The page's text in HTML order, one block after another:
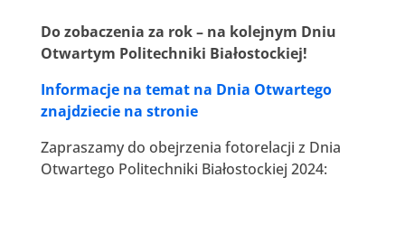
Do zobaczenia za rok – na kolejnym Dniu
Otwartym Politechniki Białostockiej!
Informacje na temat na Dnia Otwartego
znajdziecie na stronie
Zapraszamy do obejrzenia fotorelacji z Dnia
Otwartego Politechniki Białostockiej 2024: